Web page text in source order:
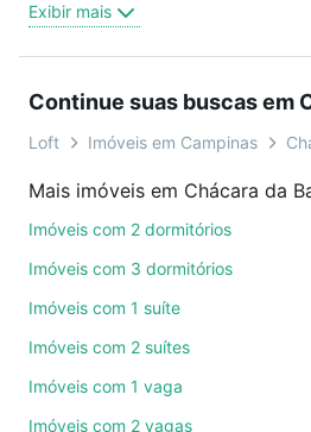
oferta ideal de Imóveis com 1
Chácara da Barra, Campinas,
videochamada, é grátis, sem
ainda conta com mais de 46
de imóveis.
ruas, bairros e até
também pode usar os filtros
quartos, suítes, com ou sem
Exibir mais
Continue suas buscas em
Loft Imóveis em Campinas
Mais imóveis em Chácara da
Imóveis com 2 dormitórios
Imóveis com 3 dormitórios
Imóveis com 1 suíte
Imóveis com 2 suítes
Imóveis com 1 vaga
Imóveis com 2 vagas